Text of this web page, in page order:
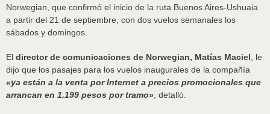
Norwegian, que confirmó el inicio de la ruta Buenos Aires-Ushuaia
a partir del 21 de septiembre, con dos vuelos semanales los
sábados y domingos.
El director de comunicaciones de Norwegian, Matías Maciel , le
dijo que los pasajes para los vuelos inaugurales de la compañía
«ya están a la venta por Internet a precios promocionales que
arrancan en 1.199 pesos por tramo» , detalló.